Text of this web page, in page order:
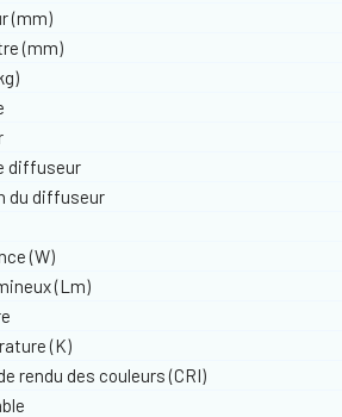
(mm)
(mm)
diffuseur
du diffuseur
(W)
(Lm)
(K)
rendu des couleurs (CRI)